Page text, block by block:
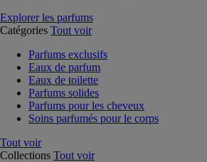
Explorer les parfums
Catégories Tout voir
Parfums exclusifs
Eaux de parfum
Eaux de toilette
Parfums solides
Parfums pour les cheveux
Soins parfumés pour le corps
Tout voir
Collections Tout voir